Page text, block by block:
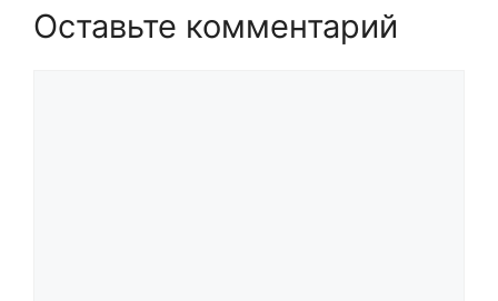
Оставьте комментарий